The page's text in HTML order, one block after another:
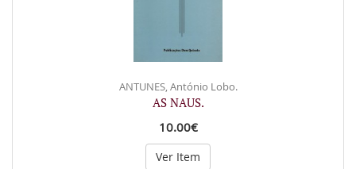
ANTUNES, António Lobo.
AS NAUS.
10.00€
Ver Item